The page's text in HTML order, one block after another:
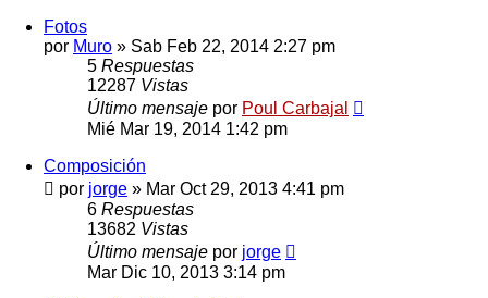
Fotos
por Muro » Sab Feb 22, 2014 2:27 pm
5 Respuestas
12287 Vistas
Último mensaje por Poul Carbajal
Mié Mar 19, 2014 1:42 pm
Composición
por jorge » Mar Oct 29, 2013 4:41 pm
6 Respuestas
13682 Vistas
Último mensaje por jorge
Mar Dic 10, 2013 3:14 pm